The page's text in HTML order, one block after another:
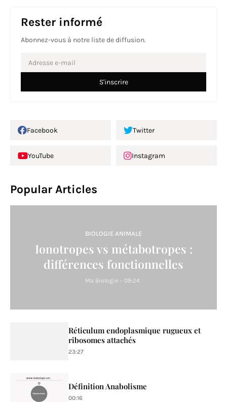
Rester informé
Abonnez-vous à notre liste de diffusion.
Facebook Twitter
YouTube Instagram
Popular Articles
BIOLOGIE ANIMALE
Ionotropes vs métabotropes :
différences fonctionnelles
Ma Biologie - 09:24
Réticulum endoplasmique rugueux et
ribosomes attachés
23:27
Définition Anabolisme
00:16